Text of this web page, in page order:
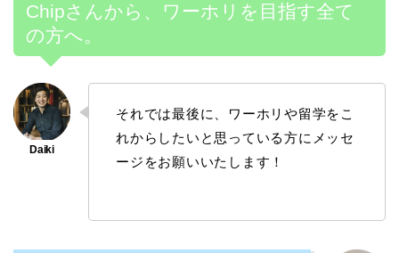
Chipさんから、ワーホリを目指す全て
の方へ。
それでは最後に、ワーホリや留学をこ
れからしたいと思っている方にメッセ
ージをお願いいたします！